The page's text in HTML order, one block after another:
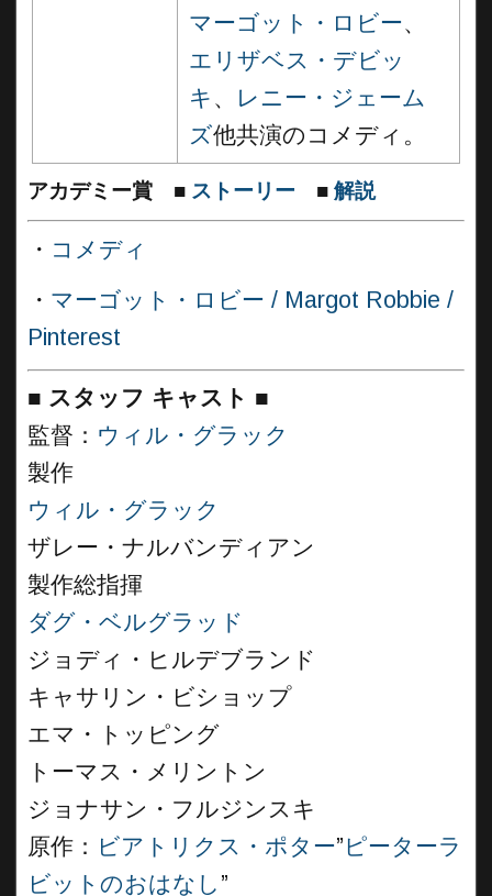
マーゴット・ロビー、
エリザベス・デビッ
キ 、
レニー・ジェーム
ズ他共演のコメディ。
アカデミー賞 ■ ストーリー ■ 解説
・ コメディ
・ マーゴット・ロビー / Margot Robbie /
Pinterest
■ スタッフ キャスト ■
監督： ウィル・グラック
製作
ウィル・グラック
ザレー・ナルバンディアン
製作総指揮
ダグ・ベルグラッド
ジョディ・ヒルデブランド
キャサリン・ビショップ
エマ・トッピング
トーマス・メリントン
ジョナサン・フルジンスキ
原作： ビアトリクス・ポター”ピーターラ
ビットのおはなし ”